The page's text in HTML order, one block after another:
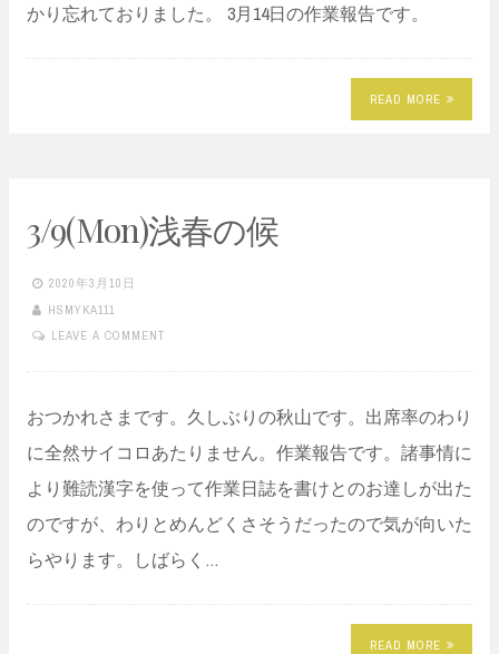
かり忘れておりました。 3月14日の作業報告です。
READ MORE
3/9(Mon)浅春の候
2020年3月10日
HSMYKA111
LEAVE A COMMENT
おつかれさまです。久しぶりの秋山です。出席率のわり
に全然サイコロあたりません。作業報告です。諸事情に
より難読漢字を使って作業日誌を書けとのお達しが出た
のですが、わりとめんどくさそうだったので気が向いた
らやります。しばらく…
READ MORE